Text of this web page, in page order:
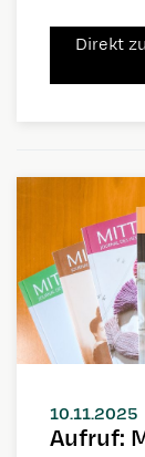
Direkt
10.11.2025
Aufruf: